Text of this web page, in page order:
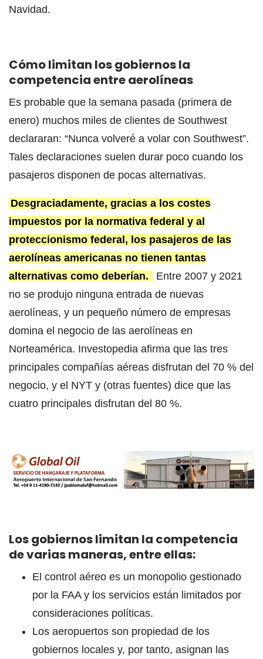
Navidad.
Cómo limitan los gobiernos la
competencia entre aerolíneas
Es probable que la semana pasada (primera de
enero) muchos miles de clientes de Southwest
declararan: “Nunca volveré a volar con Southwest”.
Tales declaraciones suelen durar poco cuando los
pasajeros disponen de pocas alternativas.
Desgraciadamente, gracias a los costes
impuestos por la normativa federal y al
proteccionismo federal, los pasajeros de las
aerolíneas americanas no tienen tantas
alternativas como deberían.
Entre 2007 y 2021
no se produjo ninguna entrada de nuevas
aerolíneas, y un pequeño número de empresas
domina el negocio de las aerolíneas en
Norteamérica. Investopedia afirma que las tres
principales compañías aéreas disfrutan del 70 % del
negocio, y el NYT y (otras fuentes) dice que las
cuatro principales disfrutan del 80 %.
Los gobiernos limitan la competencia
de varias maneras, entre ellas:
El control aéreo es un monopolio gestionado
por la FAA y los servicios están limitados por
consideraciones políticas.
Los aeropuertos son propiedad de los
gobiernos locales y, por tanto, asignan las